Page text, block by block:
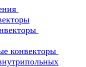
конвекторы